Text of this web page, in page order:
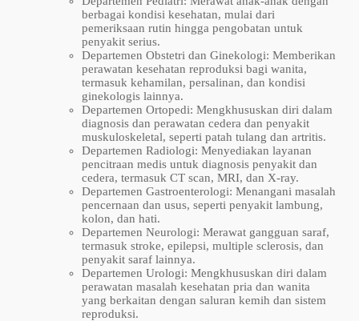
berbagai kondisi kesehatan, mulai dari
pemeriksaan rutin hingga pengobatan untuk
penyakit serius.
Departemen Obstetri dan Ginekologi: Memberikan
perawatan kesehatan reproduksi bagi wanita,
termasuk kehamilan, persalinan, dan kondisi
ginekologis lainnya.
Departemen Ortopedi: Mengkhususkan diri dalam
diagnosis dan perawatan cedera dan penyakit
muskuloskeletal, seperti patah tulang dan artritis.
Departemen Radiologi: Menyediakan layanan
pencitraan medis untuk diagnosis penyakit dan
cedera, termasuk CT scan, MRI, dan X-ray.
Departemen Gastroenterologi: Menangani masalah
pencernaan dan usus, seperti penyakit lambung,
kolon, dan hati.
Departemen Neurologi: Merawat gangguan saraf,
termasuk stroke, epilepsi, multiple sclerosis, dan
penyakit saraf lainnya.
Departemen Urologi: Mengkhususkan diri dalam
perawatan masalah kesehatan pria dan wanita
yang berkaitan dengan saluran kemih dan sistem
reproduksi.